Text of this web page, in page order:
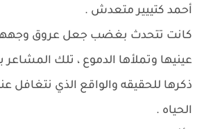
أحمد كتييير متعدش .
كانت تتحدث بغضب جعل عروق وجهها
عينيها وتملأها الدموع ، تلك المشاعر
ذكرها للحقيقه والواقع الذي نتغافل
الحياه .